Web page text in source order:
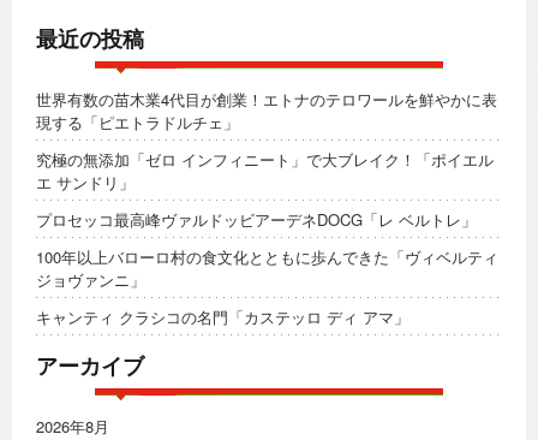
最近の投稿
世界有数の苗木業4代目が創業！エトナのテロワールを鮮やかに表
現する「ピエトラドルチェ」
究極の無添加「ゼロ インフィニート」で大ブレイク！「ポイエル
エ サンドリ」
プロセッコ最高峰ヴァルドッビアーデネDOCG「レ ベルトレ」
100年以上バローロ村の食文化とともに歩んできた「ヴィベルティ
ジョヴァンニ」
キャンティ クラシコの名門「カステッロ ディ アマ」
アーカイブ
2026年8月